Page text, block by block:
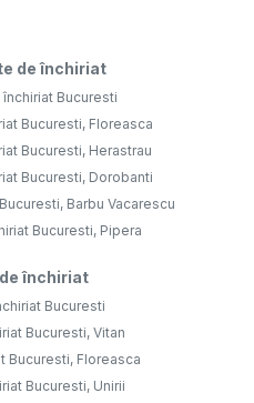
de închiriat
Bucuresti
Bucuresti, Floreasca
Bucuresti, Herastrau
Bucuresti, Dorobanti
Barbu Vacarescu
Bucuresti, Pipera
închiriat
Bucuresti
Bucuresti, Vitan
Bucuresti, Floreasca
Bucuresti, Unirii